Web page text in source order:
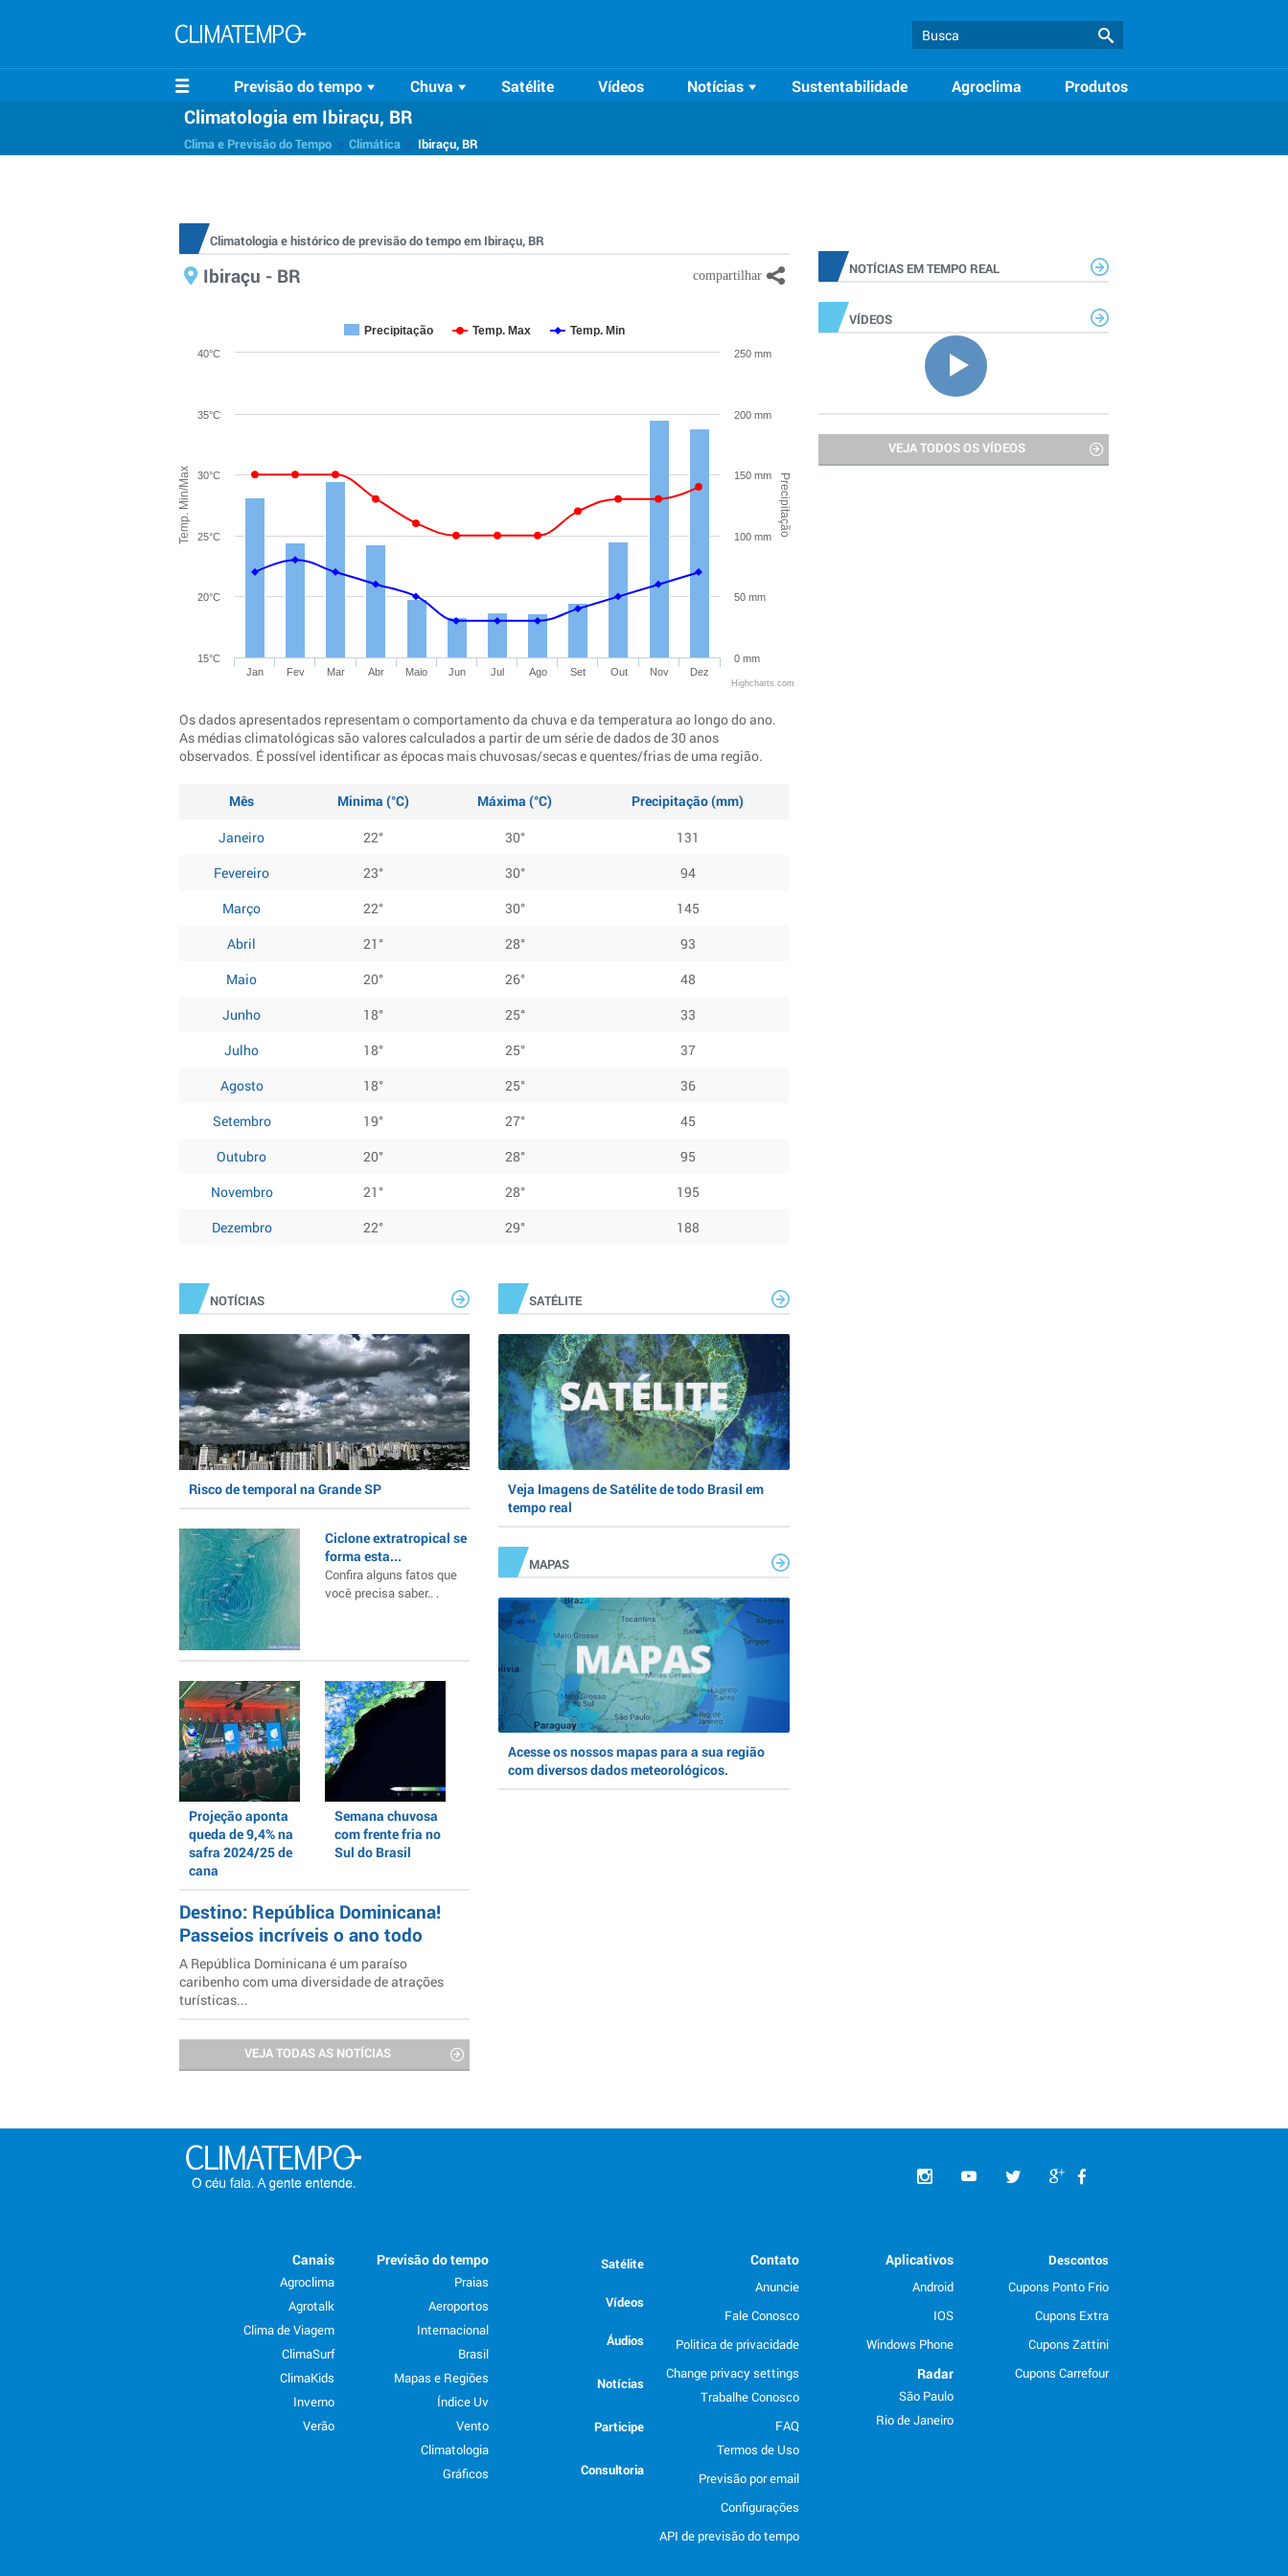
Previsão do tempo Chuva Satélite Vídeos Notícias Sustentabilidade Agroclima Produtos
Climatologia em Ibiraçu, BR
Clima e Previsão do Tempo Climática Ibiraçu, BR
Climatologia e histórico de previsão do tempo em Ibiraçu, BR
Ibiraçu - BR
Temp. Min/Max Precipitação
Precipitação Temp. Max Temp. Min
Jan Fev Mar Abr Maio Jun Jul Ago Set Out Nov Dez
15°C
20°C
25°C
30°C
35°C
40°C
0 mm
50 mm
100 mm
150 mm
200 mm
250 mm
Highcharts.com
Os dados apresentados representam o comportamento da chuva e da temperatura ao longo do ano.
As médias climatológicas são valores calculados a partir de um série de dados de 30 anos
observados. É possível identificar as épocas mais chuvosas/secas e quentes/frias de uma região.
Mês Minima (°C) Máxima (°C)
Precipitação (mm)
Janeiro
22° 30°
131
Fevereiro
23° 30°
94
Março
22° 30°
145
Abril
21° 28°
93
Maio
20° 26°
48
Junho
18° 25°
33
Julho
18° 25°
37
Agosto
18° 25°
36
Setembro
19° 27°
45
Outubro
20° 28°
95
Novembro
21° 28°
195
Dezembro
22° 29° 188
NOTÍCIAS EM TEMPO REAL
VÍDEOS
VEJA TODOS OS VÍDEOS
NOTÍCIAS
Risco de temporal na Grande SP
Ciclone extratropical se
forma esta...
Confira alguns fatos que
você precisa saber.. .
Projeção aponta
queda de 9,4% na
safra 2024/25 de
cana
Semana chuvosa
com frente fria no
Sul do Brasil
Destino: República Dominicana!
Passeios incríveis o ano todo
A República Dominicana é um paraíso
caribenho com uma diversidade de atrações
turísticas...
VEJA TODAS AS NOTÍCIAS
SATÉLITE
Veja Imagens de Satélite de todo Brasil em
tempo real
MAPAS
Acesse os nossos mapas para a sua região
com diversos dados meteorológicos.
Descontos
Cupons Ponto Frio
Cupons Extra
Cupons Zattini
Cupons Carrefour
Aplicativos
Android
IOS
Windows Phone
Radar
São Paulo
Rio de Janeiro
Contato
Anuncie
Fale Conosco
Politica de privacidade
Change privacy settings
Trabalhe Conosco
FAQ
Termos de Uso
Previsão por email
Configurações
API de previsão do tempo
Satélite
Vídeos
Áudios
Notícias
Participe
Consultoria
Previsão do tempo
Praias
Aeroportos
Internacional
Brasil
Mapas e Regiões
Índice Uv
Vento
Climatologia
Gráficos
Canais
Agroclima
Agrotalk
Clima de Viagem
ClimaSurf
ClimaKids
Inverno
Verão